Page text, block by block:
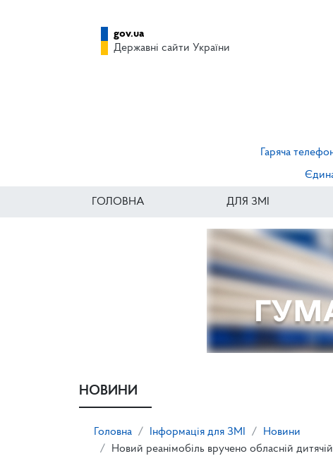
gov.ua
Державні сайти України
Гаряча
Єдина
ГОЛОВНА ДЛЯ ЗМІ
НОВИНИ
Головна Інформація для ЗМІ
Новини
Новий реанімобіль вручено обласній дитячій